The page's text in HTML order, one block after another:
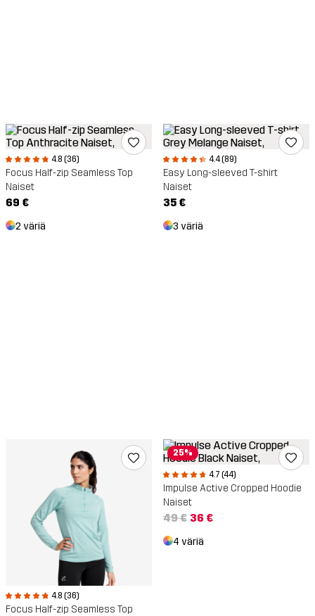
4.8 (36)
Focus Half-zip Seamless Top
Naiset
69 €
2 väriä
4.4 (89)
Easy Long-sleeved T-shirt
Naiset
35 €
3 väriä
4.8 (36)
Focus Half-zip Seamless Top
25%
4.7 (44)
Impulse Active Cropped Hoodie
Naiset
49 € 36 €
4 väriä